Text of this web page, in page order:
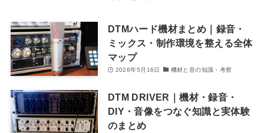
DTMハード機材まとめ｜録音・
ミックス・制作環境を整える全体
マップ
2026年5月16日 機材と音の知識・考察
DTM DRIVER｜機材・録音・
DIY・音像をつなぐ知識と実体験
のまとめ